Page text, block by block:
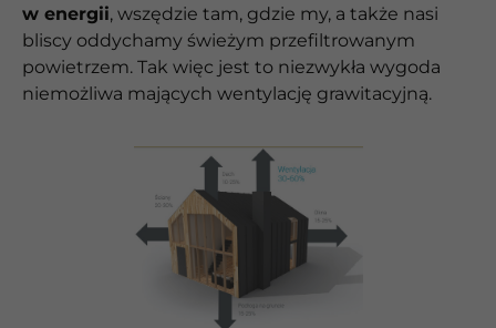
w energii, wszędzie tam, gdzie my, a także nasi
bliscy oddychamy świeżym przefiltrowanym
powietrzem. Tak więc jest to niezwykła wygoda
niemożliwa mających wentylację grawitacyjną.